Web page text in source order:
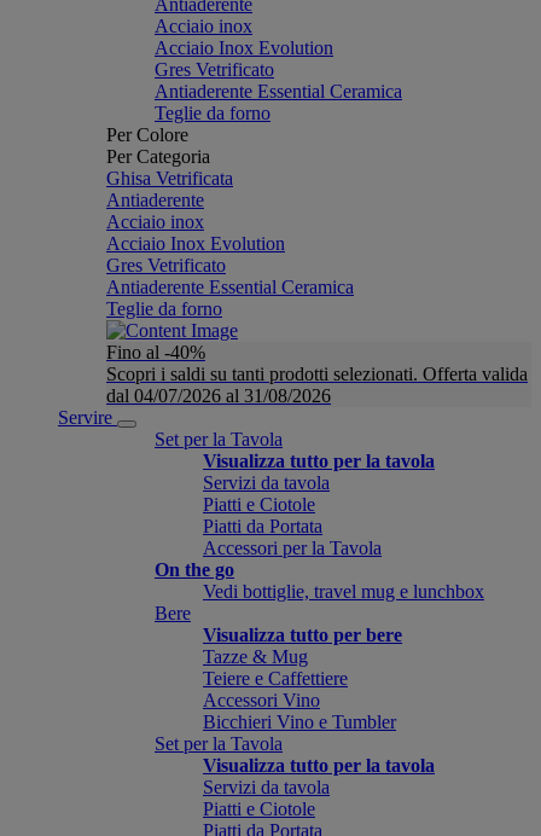
Antiaderente
Acciaio inox
Acciaio Inox Evolution
Gres Vetrificato
Antiaderente Essential Ceramica
Teglie da forno
Per Colore
Per Categoria
Ghisa Vetrificata
Antiaderente
Acciaio inox
Acciaio Inox Evolution
Gres Vetrificato
Antiaderente Essential Ceramica
Teglie da forno
Fino al -40%
Scopri i saldi su tanti prodotti selezionati. Offerta valida
dal 04/07/2026 al 31/08/2026
Servire
Set per la Tavola
Visualizza tutto per la tavola
Servizi da tavola
Piatti e Ciotole
Piatti da Portata
Accessori per la Tavola
On the go
Vedi bottiglie, travel mug e lunchbox
Bere
Visualizza tutto per bere
Tazze & Mug
Teiere e Caffettiere
Accessori Vino
Bicchieri Vino e Tumbler
Set per la Tavola
Visualizza tutto per la tavola
Servizi da tavola
Piatti e Ciotole
Piatti da Portata